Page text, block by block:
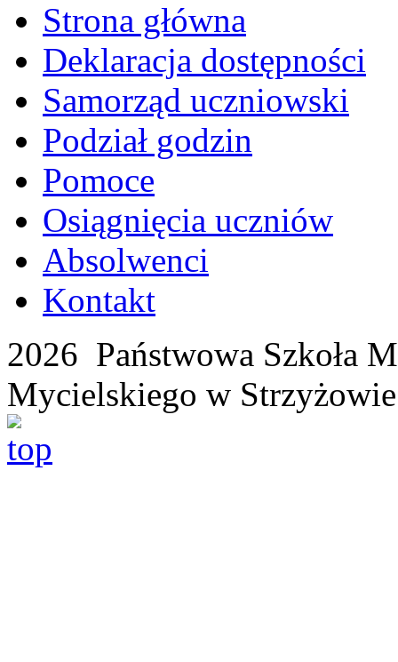
Strona główna
Deklaracja dostępności
Samorząd uczniowski
Podział godzin
Pomoce
Osiągnięcia uczniów
Absolwenci
Kontakt
2026 Państwowa Szkoła
Mycielskiego w Strzyżowie